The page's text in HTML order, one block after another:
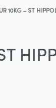
10KG – ST